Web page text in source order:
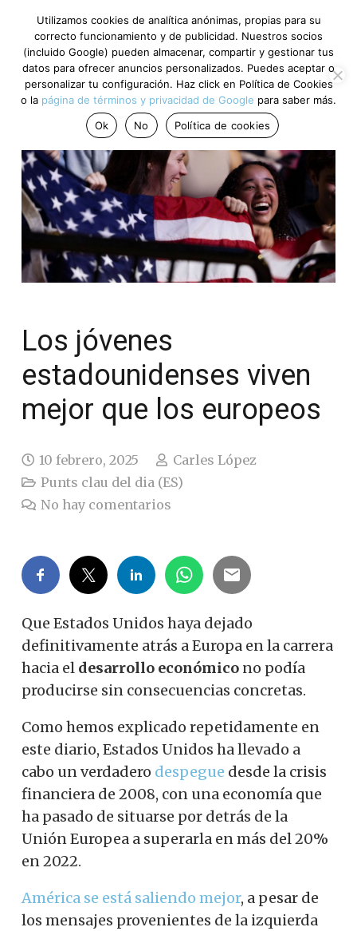
Los jóvenes
estadounidenses viven
mejor que los europeos
10 febrero, 2025
Carles López
Punts clau del dia (ES)
No hay comentarios
Que Estados Unidos haya dejado
definitivamente atrás a Europa en la carrera
hacia el desarrollo económico no podía
producirse sin consecuencias concretas.
Como hemos explicado repetidamente en
este diario, Estados Unidos ha llevado a
cabo un verdadero despegue desde la crisis
financiera de 2008, con una economía que
ha pasado de situarse por detrás de la
Unión Europea a superarla en más del 20%
en 2022.
América se está saliendo mejor, a pesar de
los mensajes provenientes de la izquierda
Utilizamos cookies de analítica anónimas, propias para su
correcto funcionamiento y de publicidad. Nuestros socios
(incluido Google) pueden almacenar, compartir y gestionar tus
datos para ofrecer anuncios personalizados. Puedes aceptar o
personalizar tu configuración. Haz click en Política de Cookies
o la página de términos y privacidad de Google para saber más.
Ok
No Política de cookies